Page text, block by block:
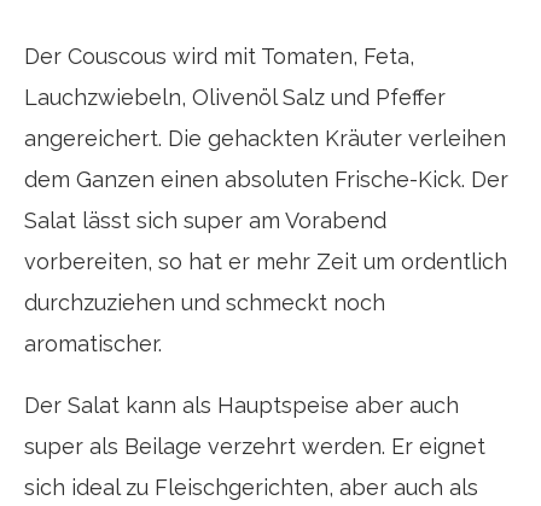
Der Couscous wird mit Tomaten, Feta,
Lauchzwiebeln, Olivenöl Salz und Pfeffer
angereichert. Die gehackten Kräuter verleihen
dem Ganzen einen absoluten Frische-Kick. Der
Salat lässt sich super am Vorabend
vorbereiten, so hat er mehr Zeit um ordentlich
durchzuziehen und schmeckt noch
aromatischer.
Der Salat kann als Hauptspeise aber auch
super als Beilage verzehrt werden. Er eignet
sich ideal zu Fleischgerichten, aber auch als